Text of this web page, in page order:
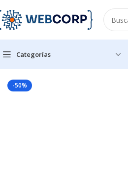
Categorías
-50%